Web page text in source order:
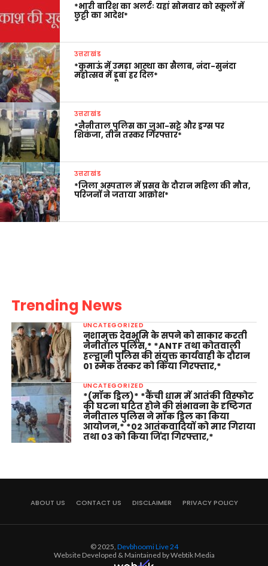
*भारी बारिश का अलर्टः यहां सोमवार को स्कूलों में
छुट्टी का आदेश*
उत्तराखंड
*कुमाऊं में उमड़ा आस्था का सैलाब, नंदा-सुनंदा
महोत्सव में डूबा हर दिल*
उत्तराखंड
*नैनीताल पुलिस का जुआ-सट्टे और ड्रग्स पर
शिकंजा, तीन तस्कर गिरफ्तार*
उत्तराखंड
*जिला अस्पताल में प्रसव के दौरान महिला की मौत,
परिजनों ने जताया आक्रोश*
Trending News
UNCATEGORIZED
नशामुक्त देवभूमि के सपने को साकार करती
नैनीताल पुलिस,* *ANTF तथा कोतवाली
हल्द्वानी पुलिस की संयुक्त कार्यवाही के दौरान
01 स्मैक तस्कर को किया गिरफ्तार,*
UNCATEGORIZED
*(मॉक ड्रिल)* *कैंची धाम में आतंकी विस्फोट
की घटना घटित होने की संभावना के दृष्टिगत
नैनीताल पुलिस ने मॉक ड्रिल का किया
आयोजन,* *02 आतंकवादियों को मार गिराया
तथा 03 को किया जिंदा गिरफ्तार,*
ABOUT US CONTACT US DISCLAIMER PRIVACY POLICY
© 2025, Devbhoomi Live 24
Website Developed & Maintained by Webtik Media